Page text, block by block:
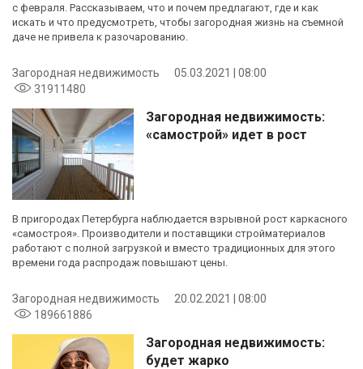
с февраля. Рассказываем, что и почем предлагают, где и как
искать и что предусмотреть, чтобы загородная жизнь на съемной
даче не привела к разочарованию.
Загородная недвижимость
05.03.2021 | 08:00
31911480
Загородная недвижимость:
«самострой» идет в рост
В пригородах Петербурга наблюдается взрывной рост каркасного
«самостроя». Производители и поставщики стройматериалов
работают с полной загрузкой и вместо традиционных для этого
времени года распродаж повышают цены.
Загородная недвижимость
20.02.2021 | 08:00
189661886
Загородная недвижимость:
будет жарко